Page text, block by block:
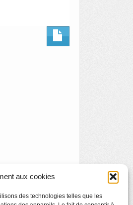
aux cookies
des technologies telles que les